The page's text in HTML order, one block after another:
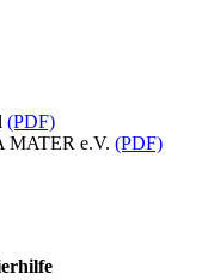
(PDF)
MATER e.V. (PDF)